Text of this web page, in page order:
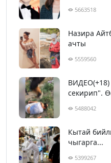
5663518
Назира
ачты
5559560
секирип".
5488042
Кытай
чыгарга...
5399267